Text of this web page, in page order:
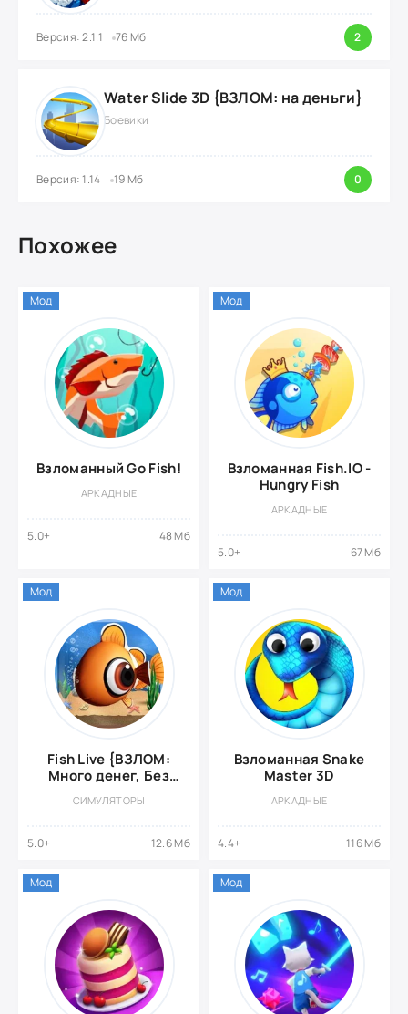
Версия: 2.1.1 76 Мб 2
Water Slide 3D {ВЗЛОМ: на деньги}
Боевики
Версия: 1.14 19 Мб 0
Похожее
Взломанный Go Fish!
АРКАДНЫЕ
5.0+ 48 Мб
Мод
Взломанная Fish.IO -
Hungry Fish
АРКАДНЫЕ
5.0+ 67 Мб
Мод
Fish Live {ВЗЛОМ:
Много денег, Без
СИМУЛЯТОРЫ
5.0+ 12.6 Мб
Мод
Взломанная Snake
Master 3D
АРКАДНЫЕ
4.4+ 116 Мб
Мод
Мод Мод